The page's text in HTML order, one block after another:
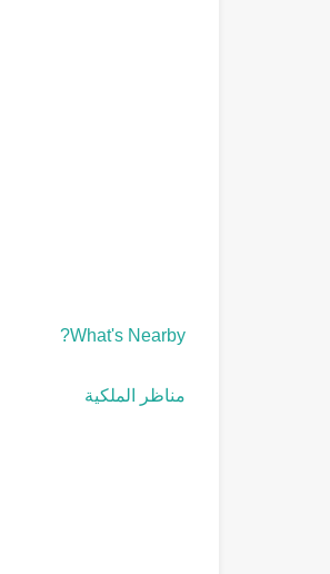
What's Nearby?
مناظر الملكية